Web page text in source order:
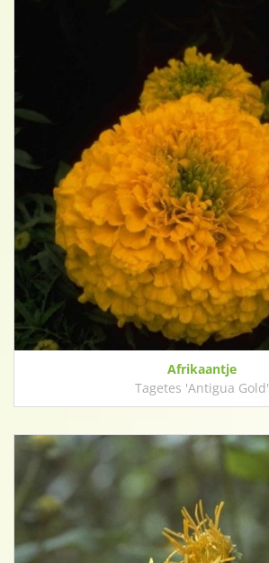
Afrikaantje
Tagetes 'Antigua Gold'